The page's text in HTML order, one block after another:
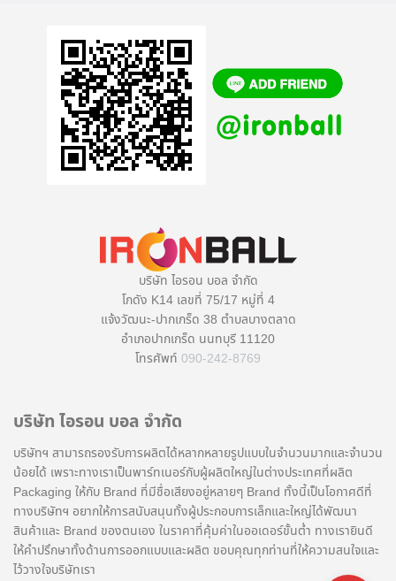
บริษัท ไอรอน บอล จำกัด
โกดัง K14 เลขที่ 75/17 หมู่ที่ 4
แจ้งวัฒนะ-ปากเกร็ด 38 ตำบลบางตลาด
อำเภอปากเกร็ด นนทบุรี 11120
โทรศัพท์ 090-242-8769
บริษัท ไอรอน บอล จำกัด
บริษัทฯ สามารถรองรับการผลิตได้หลากหลายรูปแบบในจำนวนมากและจำนวน
น้อยได้ เพราะทางเราเป็นพาร์ทเนอร์กับผู้ผลิตใหญ่ในต่างประเทศที่ผลิต
Packaging ให้กับ Brand ที่มีชื่อเสียงอยู่หลายๆ Brand ทั้งนี้เป็นโอกาศดีที่
ทางบริษัทฯ อยากให้การสนับสนุนทั้งผู้ประกอบการเล็กและใหญ่ได้พัฒนา
สินค้าและ Brand ของตนเอง ในราคาที่คุ้มค่าในออเดอร์ขั้นต่ำ ทางเรายินดี
ให้คำปรึกษาทั้งด้านการออกแบบและผลิต ขอบคุณทุกท่านที่ให้ความสนใจและ
ไว้วางใจบริษัทเรา